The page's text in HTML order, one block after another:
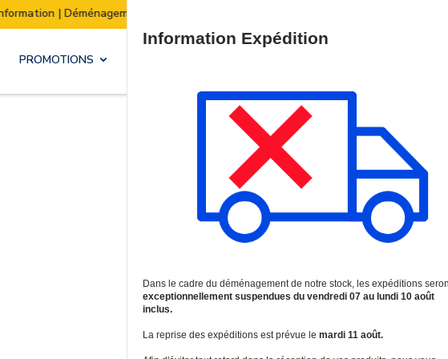
Les expéditions seront suspendues du 07 au 10 août inclus.
PROMOTIONS